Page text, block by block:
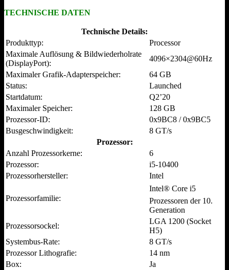
TECHNISCHE DATEN
Technische Details:
Produkttyp:
Processor
Maximale Auflösung & Bildwiederholrate
(DisplayPort):
4096×2304@60Hz
Maximaler Grafik-Adapterspeicher:
64 GB
Status:
Launched
Startdatum:
Q2’20
Maximaler Speicher:
128 GB
Prozessor-ID:
0x9BC8 / 0x9BC5
Busgeschwindigkeit:
8 GT/s
Prozessor:
Anzahl Prozessorkerne:
6
Prozessor:
i5-10400
Prozessorhersteller:
Intel
Prozessorfamilie:
Intel® Core i5
Prozessoren der 10.
Generation
Prozessorsockel:
LGA 1200 (Socket
H5)
Systembus-Rate:
8 GT/s
Prozessor Lithografie:
14 nm
Box:
Ja